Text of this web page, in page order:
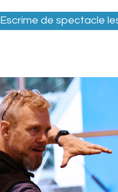
Escrime de spectacle